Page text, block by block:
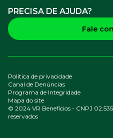
PRECISA DE AJUDA?
Fale
© 2024 VR Benefícios - CNPJ
reservados
Política de privacidade
Canal de Denúncias
Programa de Integridade
Mapa do site